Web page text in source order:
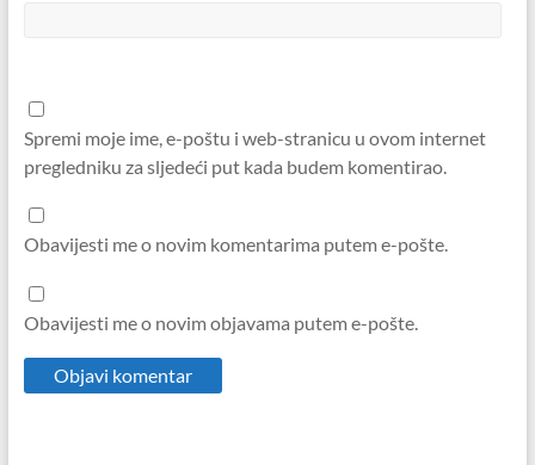
Spremi moje ime, e-poštu i web-stranicu u ovom internet
pregledniku za sljedeći put kada budem komentirao.
Obavijesti me o novim komentarima putem e-pošte.
Obavijesti me o novim objavama putem e-pošte.